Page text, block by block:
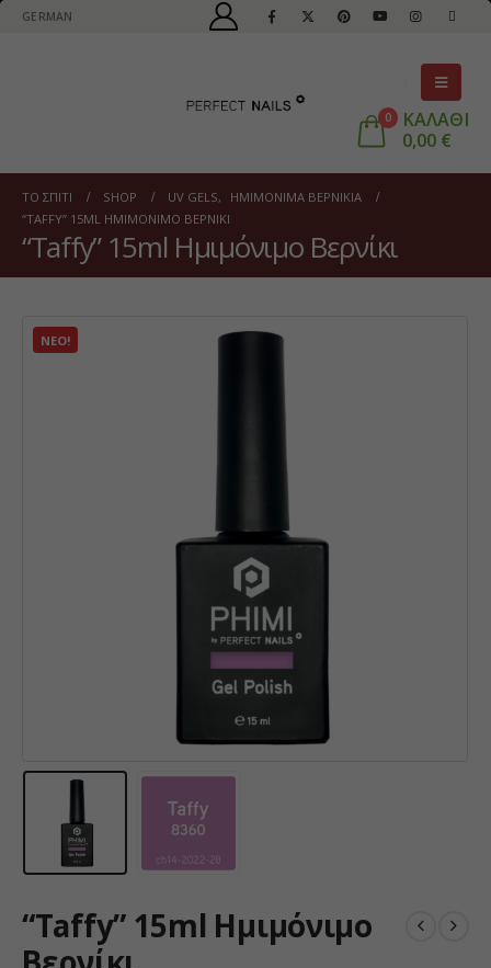
GERMAN
0
ΚΑΛΑΘΙ
0,00 €
ΤΟ ΣΠΊΤΙ SHOP UV GELS,
ΗΜΙΜΌΝΙΜΑ ΒΕΡΝΊΚΙΑ
“TAFFY” 15ML ΗΜΙΜΌΝΙΜΟ ΒΕΡΝΊΚΙ
“Taffy” 15ml Ημιμόνιμο Βερνίκι
ΝΈΟ!
“Taffy” 15ml Ημιμόνιμο